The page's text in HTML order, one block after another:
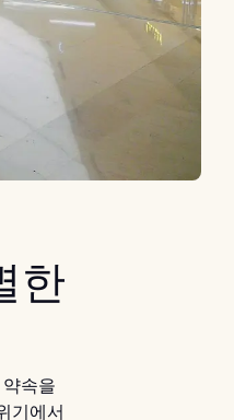
한
속을
기에서